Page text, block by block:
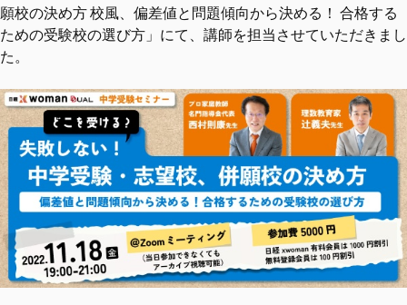
願校の決め方 校風、偏差値と問題傾向から決める！ 合格する
ための受験校の選び方」にて、講師を担当させていただきまし
た。